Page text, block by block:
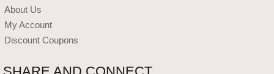
About Us
My Account
Discount Coupons